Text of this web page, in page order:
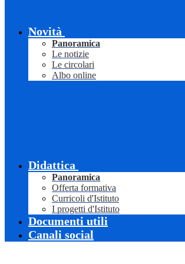
Novità
Panoramica
Le notizie
Le circolari
Albo online
Didattica
Panoramica
Offerta formativa
Curricoli d'Istituto
I progetti d'Istituto
Documenti utili
Canali social